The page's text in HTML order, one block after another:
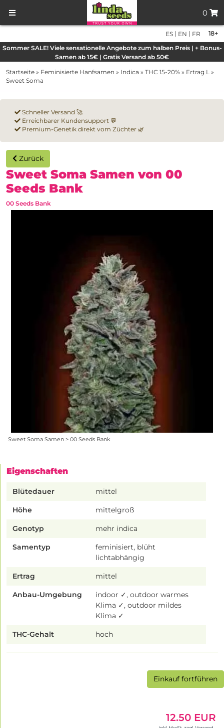
0
18+
ES | EN | FR
Sommer SALE! Viele sensationelle Angebote zum halben Preis | + Bonus-
Samen ab 15€ | Gratis Versand ab 50€
Startseite » Feminisierte Hanfsamen » Indica » THC 15-20% » Ertrag L »
Sweet Soma
Schneller Versand 🚀
Erreichbarer Kundensupport 💬
Premium-Genetik direkt vom Züchter 🌿
Zurück
Sweet Soma Samen von 00
Seeds Bank
00 Seeds Bank
Sweet Soma Samen > 00 Seeds Bank
Eigenschaften
Blütedauer mittel
Höhe mittelgroß
Genotyp mehr indica
Samentyp
feminisiert, blüht
lichtabhängig
Ertrag mittel
Anbau-Umgebung
indoor ✓, outdoor warmes
Klima ✓, outdoor mildes
Klima ✓
THC-Gehalt hoch
Einkauf fortführen
12.50 EUR